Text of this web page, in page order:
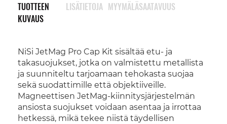
TUOTTEEN
KUVAUS
NiSi JetMag Pro Cap Kit sisältää etu- ja
takasuojukset, jotka on valmistettu metallista
ja suunniteltu tarjoamaan tehokasta suojaa
sekä suodattimille että objektiiveille.
Magneettisen JetMag-kiinnitysjärjestelmän
ansiosta suojukset voidaan asentaa ja irrottaa
hetkessä, mikä tekee niistä täydellisen
LISÄTIETOJA MYYMÄLÄSAATAVUUS